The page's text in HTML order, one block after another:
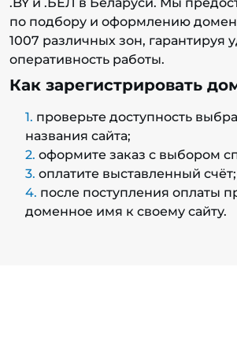
по подбору и оформлению
1007 различных зон, гарантируя
оперативность работы.
Как зарегистрировать
проверьте доступность
названия сайта;
оформите заказ с выбором
оплатите выставленный счёт;
после поступления оплаты
доменное имя к своему сайту.